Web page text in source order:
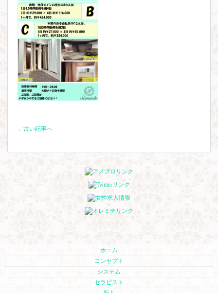
←古い記事へ
ホーム
コンセプト
システム
セラピスト